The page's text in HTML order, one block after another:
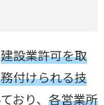
建設業許可を取
付けられる技
おり、 各営業所